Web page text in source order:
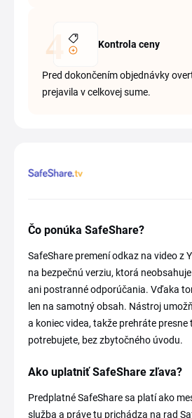
Kontrola ceny
Pred dokončením objednávky
prejavila v celkovej sume.
Čo ponúka SafeShare?
SafeShare premení odkaz na video z
na bezpečnú verziu, ktorá
ani postranné odporúčania. Vďaka
len na samotný obsah. Nástroj
a koniec videa, takže prehráte presne
potrebujete, bez zbytočného úvodu.
Ako uplatniť SafeShare zľava?
Predplatné SafeShare sa platí ako
služba a práve tu prichádza na rad